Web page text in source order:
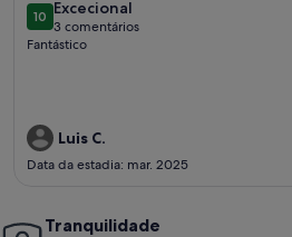
1010 de 10
Excecional
excecional
3 comentários
(3
Fantástico
Luis C.
Data da estadia: mar. 2025
Tranquilidade